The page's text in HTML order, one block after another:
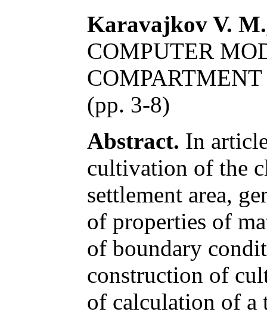
Karavajkov V.
COMPUTER
COMPARTMENT
(pp. 3-8)
Abstract. In
cultivation of the
settlement area,
of properties of
of boundary
construction of
of calculation of a